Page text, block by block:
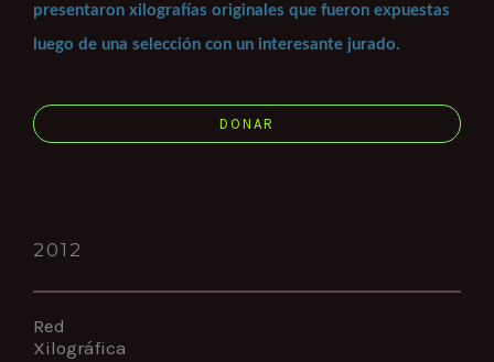
presentaron xilografías originales que fueron expuestas
luego de una selección con un interesante jurado.
DONAR
2012
Red
Xilográfica